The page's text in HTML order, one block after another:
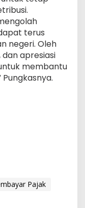
terus
negeri. Oleh
apresiasi
membantu
Pungkasnya.
Pajak